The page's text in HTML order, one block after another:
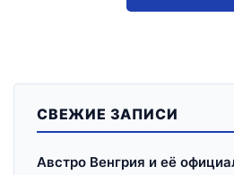
СВЕЖИЕ ЗАПИСИ
Австро Венгрия и её